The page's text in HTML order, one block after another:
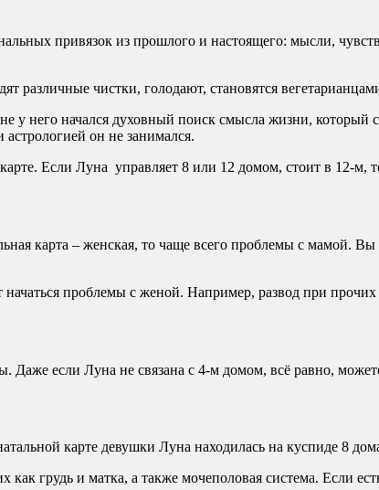
привязок из прошлого и настоящего: мысли,
чистки, голодают, становятся
у него начался духовный поиск смысла жизни, который
он не занимался.
Если Луна управляет 8 или 12 домом, стоит в 12-м,
карта – женская, то чаще всего проблемы с мамой.
проблемы с женой. Например, развод при
Даже если Луна не связана с 4-м домом, всё равно,
карте девушки Луна находилась на куспиде 8
грудь и матка, а также мочеполовая система. Если